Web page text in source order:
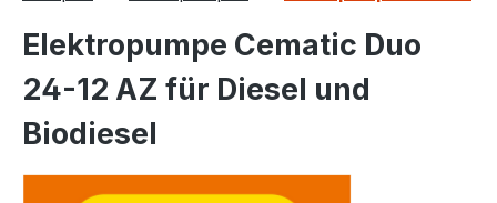
Elektropumpe Cematic Duo
24-12 AZ für Diesel und
Biodiesel